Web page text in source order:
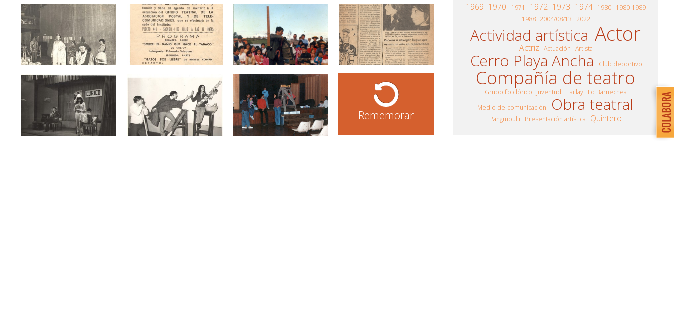
Rememorar
1969 1970 1971 1972 1973 1974 1980 1980-1989
1988 2004/08/13 2022
Actividad artística Actor
Actriz Actuación Artista
Cerro Playa Ancha Club deportivo
Compañía de teatro
Grupo folclórico Juventud Llaillay Lo Barnechea
Medio de comunicación
Obra teatral
Panguipulli Presentación artística Quintero